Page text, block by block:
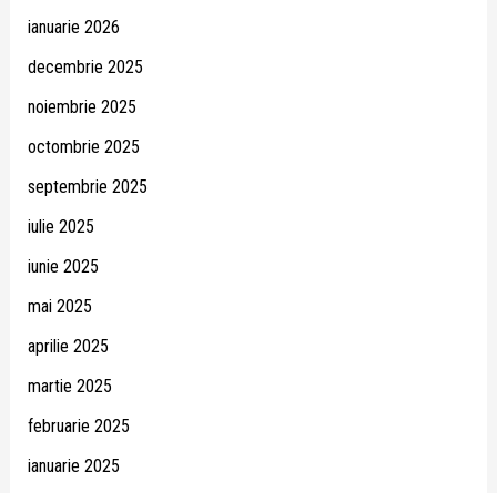
ianuarie 2026
decembrie 2025
noiembrie 2025
octombrie 2025
septembrie 2025
iulie 2025
iunie 2025
mai 2025
aprilie 2025
martie 2025
februarie 2025
ianuarie 2025